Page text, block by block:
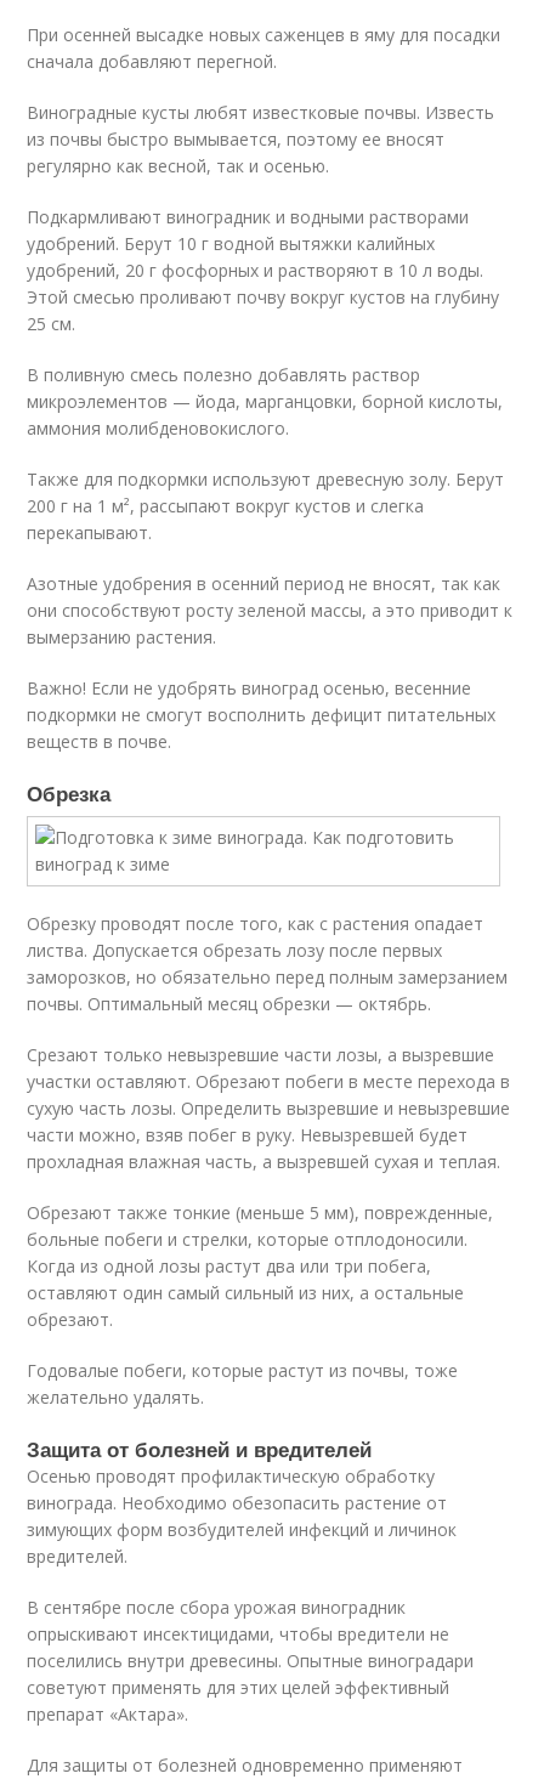
При осенней высадке новых саженцев в яму для посадки
сначала добавляют перегной.
Виноградные кусты любят известковые почвы. Известь
из почвы быстро вымывается, поэтому ее вносят
регулярно как весной, так и осенью.
Подкармливают виноградник и водными растворами
удобрений. Берут 10 г водной вытяжки калийных
удобрений, 20 г фосфорных и растворяют в 10 л воды.
Этой смесью проливают почву вокруг кустов на глубину
25 см.
В поливную смесь полезно добавлять раствор
микроэлементов — йода, марганцовки, борной кислоты,
аммония молибденовокислого.
Также для подкормки используют древесную золу. Берут
200 г на 1 м², рассыпают вокруг кустов и слегка
перекапывают.
Азотные удобрения в осенний период не вносят, так как
они способствуют росту зеленой массы, а это приводит к
вымерзанию растения.
Важно! Если не удобрять виноград осенью, весенние
подкормки не смогут восполнить дефицит питательных
веществ в почве.
Обрезка
Обрезку проводят после того, как с растения опадает
листва. Допускается обрезать лозу после первых
заморозков, но обязательно перед полным замерзанием
почвы. Оптимальный месяц обрезки — октябрь.
Срезают только невызревшие части лозы, а вызревшие
участки оставляют. Обрезают побеги в месте перехода в
сухую часть лозы. Определить вызревшие и невызревшие
части можно, взяв побег в руку. Невызревшей будет
прохладная влажная часть, а вызревшей сухая и теплая.
Обрезают также тонкие (меньше 5 мм), поврежденные,
больные побеги и стрелки, которые отплодоносили.
Когда из одной лозы растут два или три побега,
оставляют один самый сильный из них, а остальные
обрезают.
Годовалые побеги, которые растут из почвы, тоже
желательно удалять.
Защита от болезней и вредителей
Осенью проводят профилактическую обработку
винограда. Необходимо обезопасить растение от
зимующих форм возбудителей инфекций и личинок
вредителей.
В сентябре после сбора урожая виноградник
опрыскивают инсектицидами, чтобы вредители не
поселились внутри древесины. Опытные виноградари
советуют применять для этих целей эффективный
препарат «Актара».
Для защиты от болезней одновременно применяют